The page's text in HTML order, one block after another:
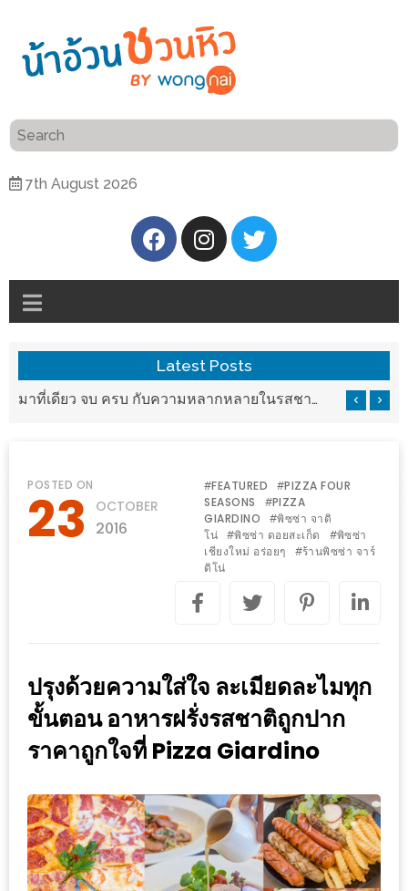
7th August 2026
แนะนำ
อ้วน
ความ
เป็น
ศิริ
ปัน
นาฯ
เชียงใหม่
เล่น
กัน
…
เดียว
ที่
ครั้ง
ช้อป
ชิ
ลล์
Latest Posts
มาที่เดียว จบ ครบ กับความหลากหลายในรสชาติที่นำมาจากทั่วเมืองจีนที่ HAN The Chinese Cuisine
POSTED ON
23 OCTOBER
2016
#FEATURED #PIZZA FOUR
SEASONS
#PIZZA
GIARDINO
#พิซซ่า จาดิ
โน่
#พิซซ่า ดอยสะเก็ด #พิซซ่า
เชียงใหม่ อร่อยๆ
#ร้านพิซซ่า จาร์
ดิโน่
ปรุงด้วยความใส่ใจ ละเมียดละไมทุก
ขั้นตอน อาหารฝรั่งรสชาติถูกปาก
ราคาถูกใจที่ Pizza Giardino